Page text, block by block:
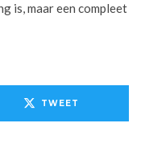
is, maar een compleet
TWEET